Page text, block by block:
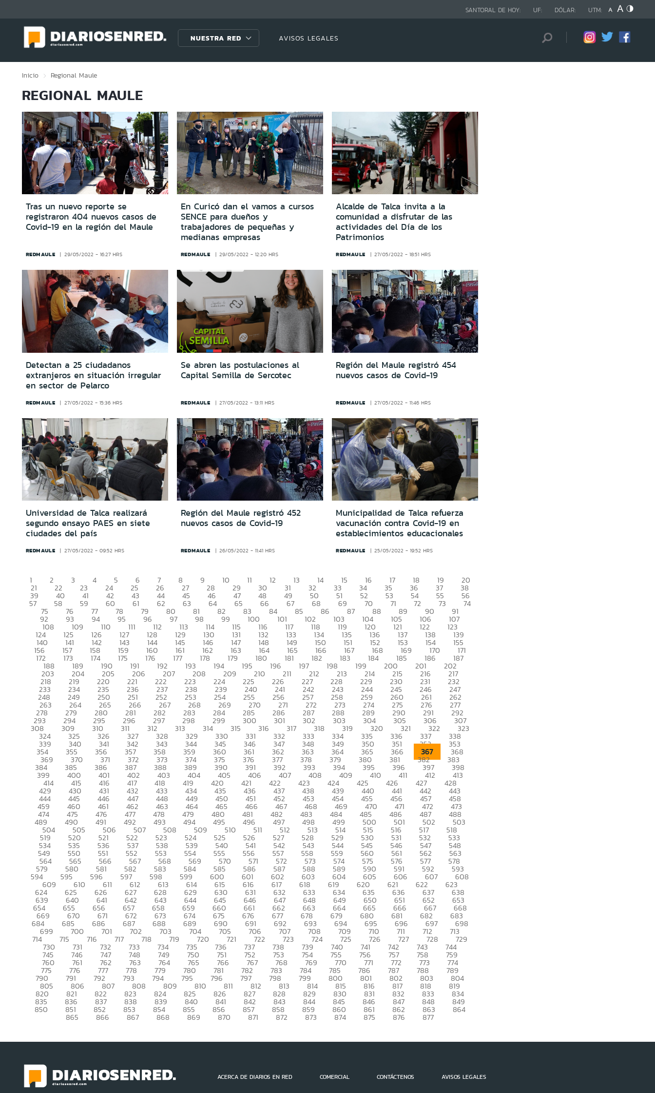
SANTORAL DE HOY: UF: DÓLAR: UTM:
NUESTRA RED AVISOS LEGALES
Inicio Regional Maule
REGIONAL MAULE
Tras un nuevo reporte se
registraron 404 nuevos casos de
Covid-19 en la región del Maule
REDMAULE 29/05/2022 - 16:27 HRS
En Curicó dan el vamos a cursos
SENCE para dueños y
trabajadores de pequeñas y
medianas empresas
REDMAULE 29/05/2022 - 12:20 HRS
Alcalde de Talca invita a la
comunidad a disfrutar de las
actividades del Día de los
Patrimonios
REDMAULE 27/05/2022 - 18:51 HRS
Detectan a 25 ciudadanos
extranjeros en situación irregular
en sector de Pelarco
REDMAULE 27/05/2022 - 15:36 HRS
Se abren las postulaciones al
Capital Semilla de Sercotec
REDMAULE 27/05/2022 - 13:11 HRS
Región del Maule registró 454
nuevos casos de Covid-19
REDMAULE 27/05/2022 - 11:46 HRS
Universidad de Talca realizará
segundo ensayo PAES en siete
ciudades del país
REDMAULE 27/05/2022 - 09:52 HRS
Región del Maule registró 452
nuevos casos de Covid-19
REDMAULE 26/05/2022 - 11:41 HRS
Municipalidad de Talca refuerza
vacunación contra Covid-19 en
establecimientos educacionales
REDMAULE 25/05/2022 - 19:52 HRS
1 2 3 4 5 6 7 8 9 10 11 12 13 14 15 16 17 18 19 20
21 22 23 24 25 26 27 28 29 30 31 32 33 34 35 36 37 38
39 40 41 42 43 44 45 46 47 48 49 50 51 52 53 54 55 56
57 58 59 60 61 62 63 64 65 66 67 68 69 70 71 72 73 74
75 76 77 78 79 80 81 82 83 84 85 86 87 88 89 90 91
92 93 94 95 96 97 98 99 100 101 102 103 104 105 106 107
108 109 110 111 112 113 114 115 116 117 118 119 120 121 122 123
124 125 126 127 128 129 130 131 132 133 134 135 136 137 138 139
140 141 142 143 144 145 146 147 148 149 150 151 152 153 154 155
156 157 158 159 160 161 162 163 164 165 166 167 168 169 170 171
172 173 174 175 176 177 178 179 180 181 182 183 184 185 186 187
188 189 190 191 192 193 194 195 196 197 198 199 200 201 202
203 204 205 206 207 208 209 210 211 212 213 214 215 216 217
218 219 220 221 222 223 224 225 226 227 228 229 230 231 232
233 234 235 236 237 238 239 240 241 242 243 244 245 246 247
248 249 250 251 252 253 254 255 256 257 258 259 260 261 262
263 264 265 266 267 268 269 270 271 272 273 274 275 276 277
278 279 280 281 282 283 284 285 286 287 288 289 290 291 292
293 294 295 296 297 298 299 300 301 302 303 304 305 306 307
308 309 310 311 312 313 314 315 316 317 318 319 320 321 322 323
324 325 326 327 328 329 330 331 332 333 334 335 336 337 338
339 340 341 342 343 344 345 346 347 348 349 350 351 352 353
354 355 356 357 358 359 360 361 362 363 364 365 366 367 368
369 370 371 372 373 374 375 376 377 378 379 380 381 382 383
384 385 386 387 388 389 390 391 392 393 394 395 396 397 398
399 400 401 402 403 404 405 406 407 408 409 410 411 412 413
414 415 416 417 418 419 420 421 422 423 424 425 426 427 428
429 430 431 432 433 434 435 436 437 438 439 440 441 442 443
444 445 446 447 448 449 450 451 452 453 454 455 456 457 458
459 460 461 462 463 464 465 466 467 468 469 470 471 472 473
474 475 476 477 478 479 480 481 482 483 484 485 486 487 488
489 490 491 492 493 494 495 496 497 498 499 500 501 502 503
504 505 506 507 508 509 510 511 512 513 514 515 516 517 518
519 520 521 522 523 524 525 526 527 528 529 530 531 532 533
534 535 536 537 538 539 540 541 542 543 544 545 546 547 548
549 550 551 552 553 554 555 556 557 558 559 560 561 562 563
564 565 566 567 568 569 570 571 572 573 574 575 576 577 578
579 580 581 582 583 584 585 586 587 588 589 590 591 592 593
594 595 596 597 598 599 600 601 602 603 604 605 606 607 608
609 610 611 612 613 614 615 616 617 618 619 620 621 622 623
624 625 626 627 628 629 630 631 632 633 634 635 636 637 638
639 640 641 642 643 644 645 646 647 648 649 650 651 652 653
654 655 656 657 658 659 660 661 662 663 664 665 666 667 668
669 670 671 672 673 674 675 676 677 678 679 680 681 682 683
684 685 686 687 688 689 690 691 692 693 694 695 696 697 698
699 700 701 702 703 704 705 706 707 708 709 710 711 712 713
714 715 716 717 718 719 720 721 722 723 724 725 726 727 728 729
730 731 732 733 734 735 736 737 738 739 740 741 742 743 744
745 746 747 748 749 750 751 752 753 754 755 756 757 758 759
760 761 762 763 764 765 766 767 768 769 770 771 772 773 774
775 776 777 778 779 780 781 782 783 784 785 786 787 788 789
790 791 792 793 794 795 796 797 798 799 800 801 802 803 804
805 806 807 808 809 810 811 812 813 814 815 816 817 818 819
820 821 822 823 824 825 826 827 828 829 830 831 832 833 834
835 836 837 838 839 840 841 842 843 844 845 846 847 848 849
850 851 852 853 854 855 856 857 858 859 860 861 862 863 864
865 866 867 868 869 870 871 872 873 874 875 876 877
ACERCA DE DIARIOS EN RED COMERCIAL CONTÁCTENOS AVISOS LEGALES